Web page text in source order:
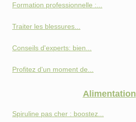
Formation professionnelle :...
Traiter les blessures...
Conseils d'experts: bien...
Profitez d'un moment de...
Alimentation
Spiruline pas cher : boostez...